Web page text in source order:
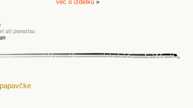
več o izdelku »